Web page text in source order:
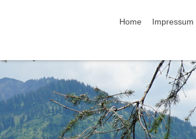
Home
Impressum